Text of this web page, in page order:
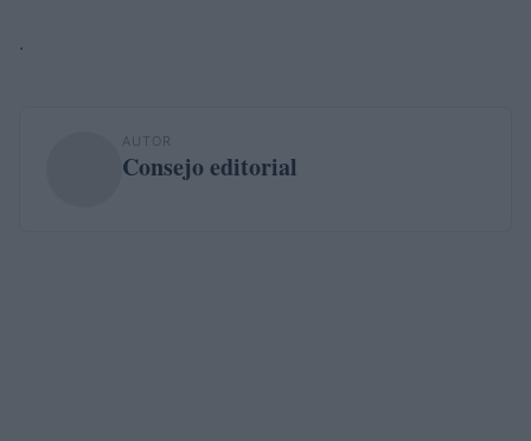
.
AUTOR
Consejo editorial